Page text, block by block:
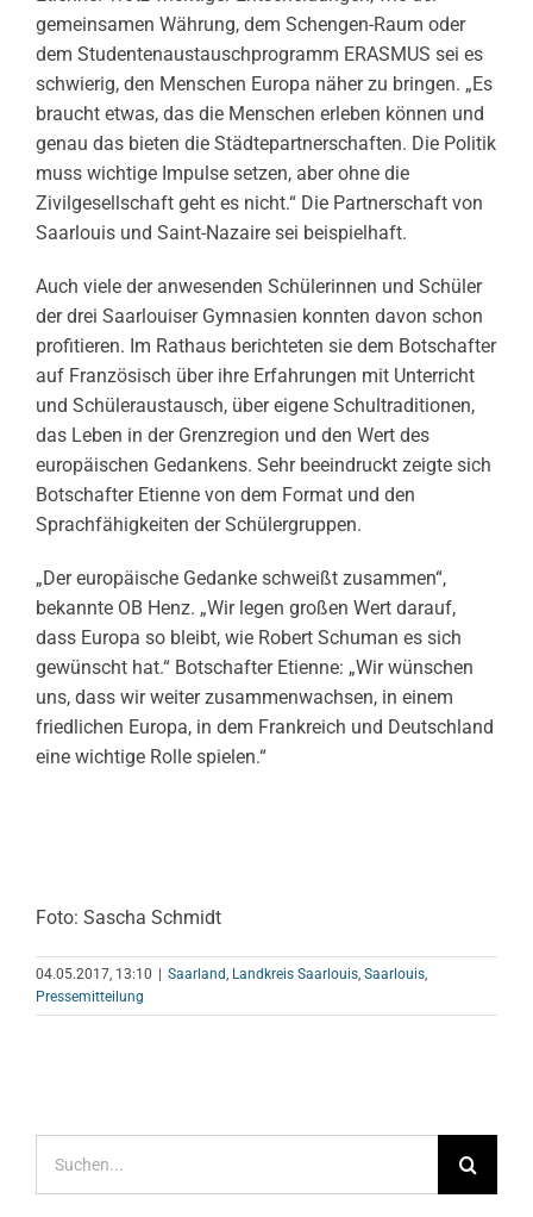
gemeinsamen Währung, dem Schengen-Raum oder
dem Studentenaustauschprogramm ERASMUS sei es
schwierig, den Menschen Europa näher zu bringen. „Es
braucht etwas, das die Menschen erleben können und
genau das bieten die Städtepartnerschaften. Die Politik
muss wichtige Impulse setzen, aber ohne die
Zivilgesellschaft geht es nicht.“ Die Partnerschaft von
Saarlouis und Saint-Nazaire sei beispielhaft.
Auch viele der anwesenden Schülerinnen und Schüler
der drei Saarlouiser Gymnasien konnten davon schon
profitieren. Im Rathaus berichteten sie dem Botschafter
auf Französisch über ihre Erfahrungen mit Unterricht
und Schüleraustausch, über eigene Schultraditionen,
das Leben in der Grenzregion und den Wert des
europäischen Gedankens. Sehr beeindruckt zeigte sich
Botschafter Etienne von dem Format und den
Sprachfähigkeiten der Schülergruppen.
„Der europäische Gedanke schweißt zusammen“,
bekannte OB Henz. „Wir legen großen Wert darauf,
dass Europa so bleibt, wie Robert Schuman es sich
gewünscht hat.“ Botschafter Etienne: „Wir wünschen
uns, dass wir weiter zusammenwachsen, in einem
friedlichen Europa, in dem Frankreich und Deutschland
eine wichtige Rolle spielen.“
Foto: Sascha Schmidt
04.05.2017, 13:10 Saarland, Landkreis Saarlouis, Saarlouis,
Pressemitteilung
nach: